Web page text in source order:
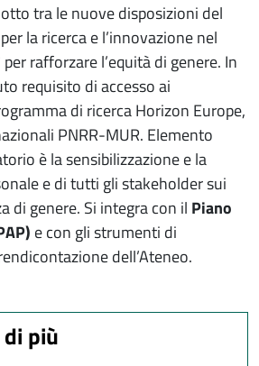
tra le nuove disposizioni del
la ricerca e l’innovazione nel
rafforzare l’equità di genere. In
requisito di accesso ai
di ricerca Horizon Europe,
PNRR-MUR. Elemento
è la sensibilizzazione e la
e di tutti gli stakeholder sui
di genere. Si integra con il Piano
e con gli strumenti di
dell’Ateneo.
più